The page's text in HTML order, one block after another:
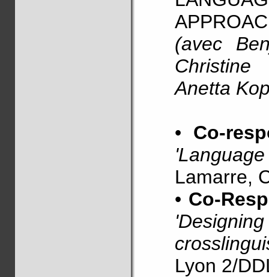
(avec
Christine
Anetta
• Co-
Lamarre,
• Co-
Lyon 2/